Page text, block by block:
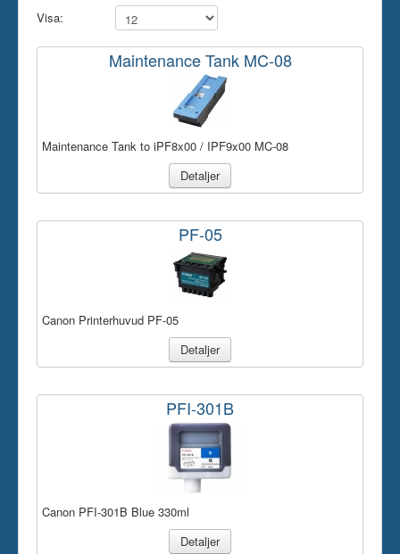
Kontakt oss
Visa:
Maintenance Tank MC-08
Maintenance Tank to iPF8x00 / IPF9x00 MC-08
Detaljer
PF-05
Canon Printerhuvud PF-05
Detaljer
PFI-301B
Canon PFI-301B Blue 330ml
Detaljer